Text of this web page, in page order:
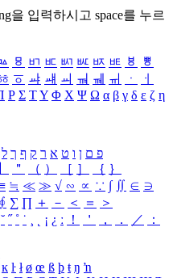
을 입력하시고 space를 누르
ㅱ ㅲ ㅳ ㅴ ㅵ ㅶ ㅷ ㅸ
ㅹ
ㆆ ㆇ ㆈ ㆉ ㆊ ㆋ ㆌ ㆍ
ㆎ
Ρ Σ ΤΥ Φ Χ Ψ Ω α β γ δ ε ζ η
פ ם ן ו ט א ר ק ף ך ל
＂ （ ） ［ ］ ｛ ｝
≒ ≪ ≫ √ ∽ ∝ ∵ ∫ ∬ ∈ ∋
∮ ∑ ∏ ＋ － ＜ ＝
＞
˘ ˝ ˚ ˙ ¸ ¡ ¿ ː ！ ＇ ， ． ／
：
ĸ ŀ ł ø œ ß þ ŧ ŋ ŉ